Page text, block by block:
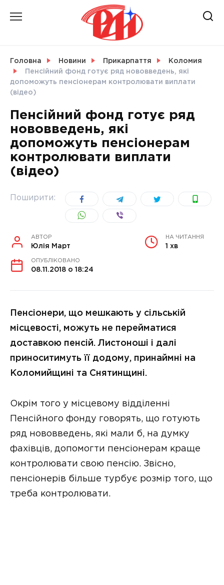
СВІТ
УКРАЇНА
Головна Новини Прикарпаття
Коломия
Пенсійний фонд готує ряд нововведень, які
допоможуть пенсіонерам контролювати виплати
(відео)
Пенсійний фонд готує ряд
нововведень, які
допоможуть пенсіонерам
контролювати виплати
(відео)
Поширити:
АВТОР
Юлія Март
НА ЧИТАННЯ
1 хв
ОПУБЛІКОВАНО
08.11.2018 о 18:24
Пенсіонери, що мешкають у сільській
місцевості, можуть не перейматися
доставкою пенсій. Листоноші і далі
приноситимуть її додому, принаймні на
Коломийщині та Снятинщині.
Окрім того у місцевому відділенні
Пенсійного фонду говорять, що готують
ряд нововведень, які мали б, на думку
фахівців, допомогти пенсіонерам краще
контролювати свою пенсію. Звісно,
пенсіонерів більше турбує розмір того, що
треба контролювати.